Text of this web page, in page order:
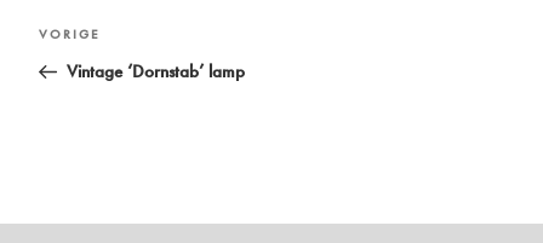
Bericht
navigatie
Vorig
bericht
VORIGE
Vintage ‘Dornstab’ lamp